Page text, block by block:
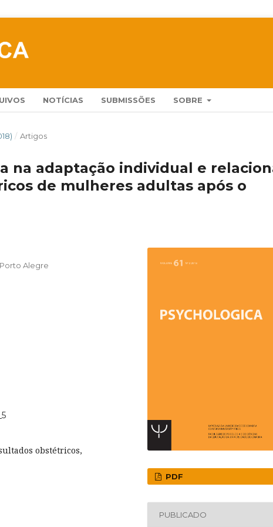
NOTÍCIAS SUBMISSÕES SOBRE
/ Artigos
na adaptação individual e
de mulheres adultas após o
Alegre
obstétricos,
PDF
PUBLICADO